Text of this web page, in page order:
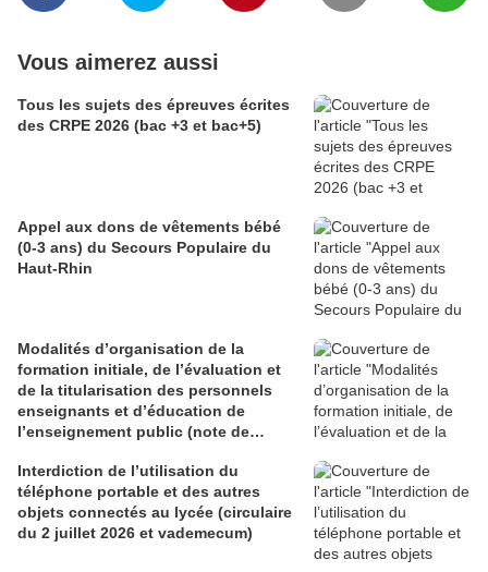
Vous aimerez aussi
Tous les sujets des épreuves écrites
des CRPE 2026 (bac +3 et bac+5)
Appel aux dons de vêtements bébé
(0-3 ans) du Secours Populaire du
Haut-Rhin
Modalités d’organisation de la
formation initiale, de l’évaluation et
de la titularisation des personnels
enseignants et d’éducation de
l’enseignement public (note de
Interdiction de l’utilisation du
téléphone portable et des autres
objets connectés au lycée (circulaire
du 2 juillet 2026 et vademecum)